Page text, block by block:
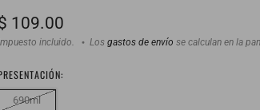
109.00
incluido. Losgastos de envío se calculan en la
690ml